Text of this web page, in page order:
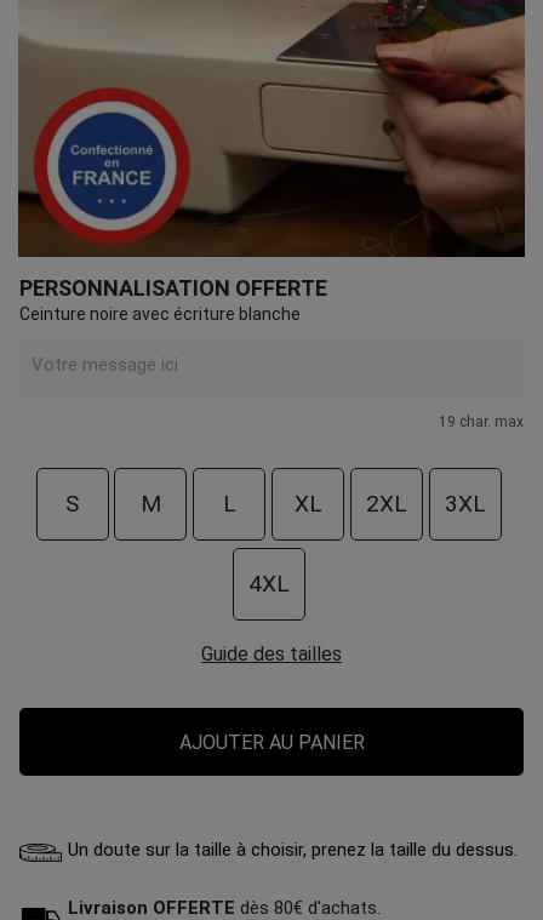
PERSONNALISATION OFFERTE
Ceinture noire avec écriture blanche
19 char. max
S M L XL 2XL 3XL
4XL
Guide des tailles
AJOUTER AU PANIER
Un doute sur la taille à choisir, prenez la taille du dessus.
Livraison OFFERTE dès 80€ d'achats.